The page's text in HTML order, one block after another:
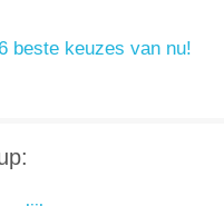
beste keuzes van nu!